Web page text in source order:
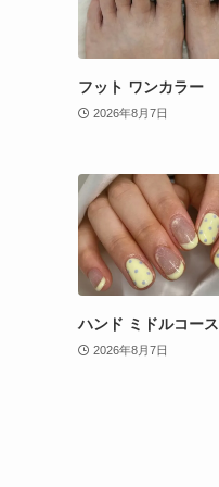
フット ワンカラー
2026年8月7日
ハンド ミドルコース
2026年8月7日